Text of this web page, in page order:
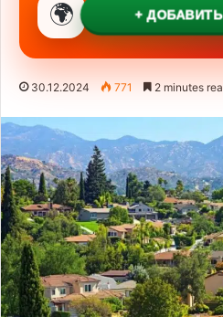
🌍 +
30.12.2024 771 2 minutes